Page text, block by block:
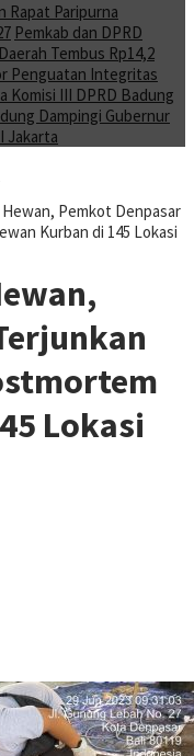
Rapat Paripurna
Pemkab dan DPRD
Tembus Rp14,2
Penguatan Integritas
Komisi III DPRD Badung
Dampingi Gubernur
Jakarta
Pemkot Denpasar
Kurban di 145 Lokasi
Lokasi